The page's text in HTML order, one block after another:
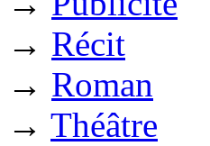
→ Récit
→ Roman
→ Théâtre